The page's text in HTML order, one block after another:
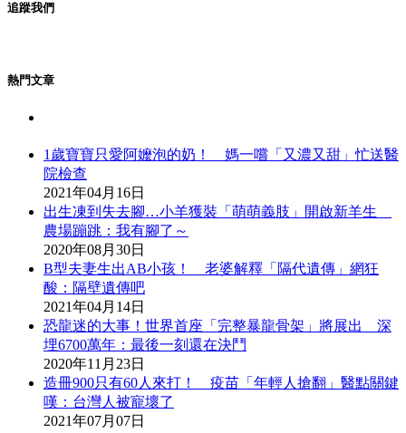
追蹤我們
熱門文章
1歲寶寶只愛阿嬤泡的奶！ 媽一嚐「又濃又甜」忙送醫
院檢查
2021年04月16日
出生凍到失去腳…小羊獲裝「萌萌義肢」開啟新羊生
農場蹦跳：我有腳了～
2020年08月30日
B型夫妻生出AB小孩！ 老婆解釋「隔代遺傳」網狂
酸：隔壁遺傳吧
2021年04月14日
恐龍迷的大事！世界首座「完整暴龍骨架」將展出 深
埋6700萬年：最後一刻還在決鬥
2020年11月23日
造冊900只有60人來打！ 疫苗「年輕人搶翻」醫點關鍵
嘆：台灣人被寵壞了
2021年07月07日